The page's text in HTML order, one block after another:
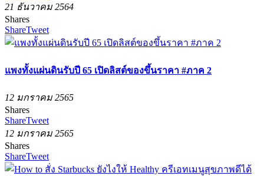
21 ธันวาคม 2564
Shares
ShareTweet
แพงทั้งแผ่นดินรับปี 65 เปิดลิสต์ของขึ้นราคา #ภาค 2
12 มกราคม 2565
Shares
ShareTweet
12 มกราคม 2565
Shares
ShareTweet